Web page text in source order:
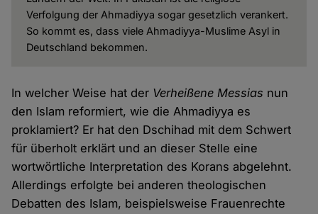
Verfolgung der Ahmadiyya sogar gesetzlich verankert.
So kommt es, dass viele Ahmadiyya-Muslime Asyl in
Deutschland bekommen.
In welcher Weise hat der Verheißene Messias nun
den Islam reformiert, wie die Ahmadiyya es
proklamiert? Er hat den Dschihad mit dem Schwert
für überholt erklärt und an dieser Stelle eine
wortwörtliche Interpretation des Korans abgelehnt.
Allerdings erfolgte bei anderen theologischen
Debatten des Islam, beispielsweise Frauenrechte